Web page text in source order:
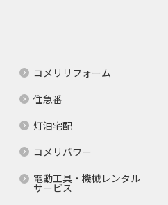
コメリリフォーム
住急番
灯油宅配
コメリパワー
電動工具・機械レンタル
サービス